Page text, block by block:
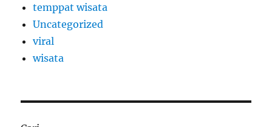
temppat wisata
Uncategorized
viral
wisata